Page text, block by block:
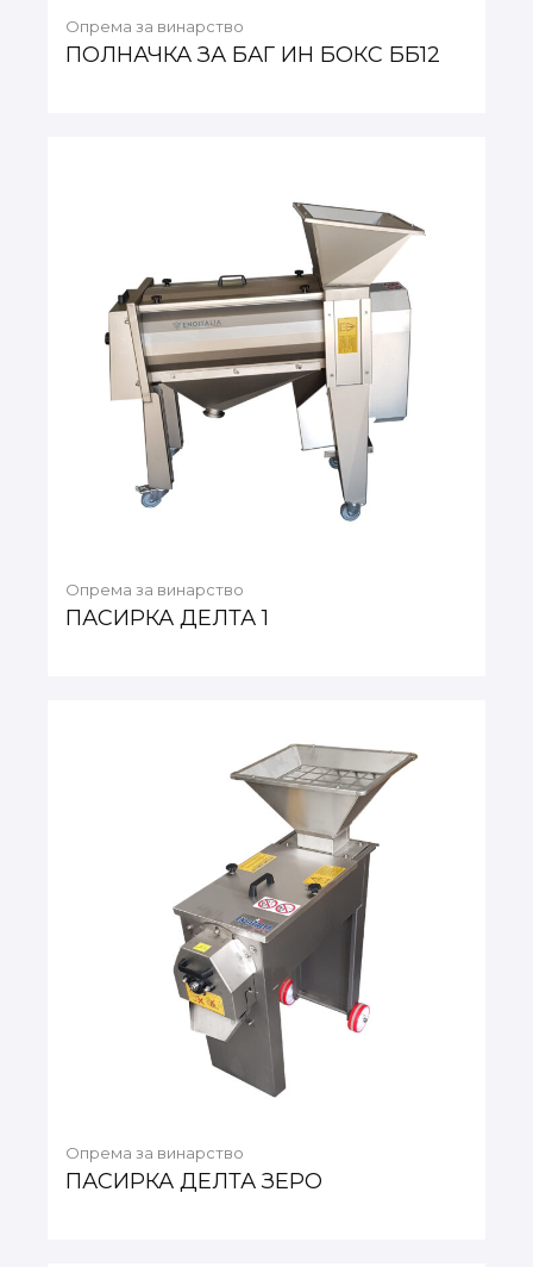
Опрема за винарство
ПОЛНАЧКА ЗА БАГ ИН БОКС ББ12
Опрема за винарство
ПАСИРКА ДЕЛТА 1
Опрема за винарство
ПАСИРКА ДЕЛТА ЗЕРО